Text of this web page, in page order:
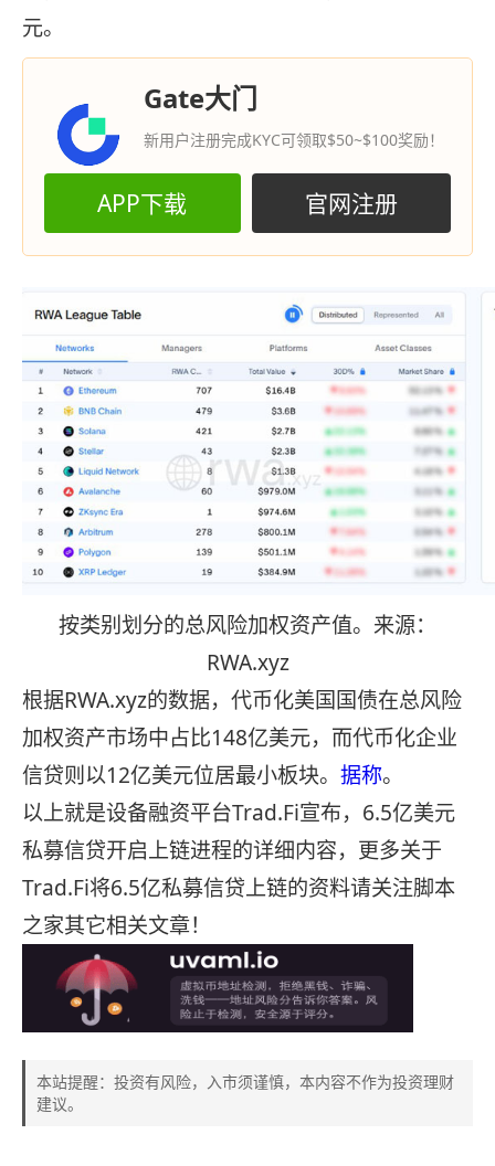
元。
Gate大门
新用户注册完成KYC可领取$50~$100奖励！
APP下载 官网注册
按类别划分的总风险加权资产值。来源：
RWA.xyz
根据RWA.xyz的数据，代币化美国国债在总风险
加权资产市场中占比148亿美元，而代币化企业
信贷则以12亿美元位居最小板块。 据称。
以上就是设备融资平台Trad.Fi宣布，6.5亿美元
私募信贷开启上链进程的详细内容，更多关于
Trad.Fi将6.5亿私募信贷上链的资料请关注脚本
之家其它相关文章！
本站提醒：投资有风险，入市须谨慎，本内容不作为投资理财
建议。